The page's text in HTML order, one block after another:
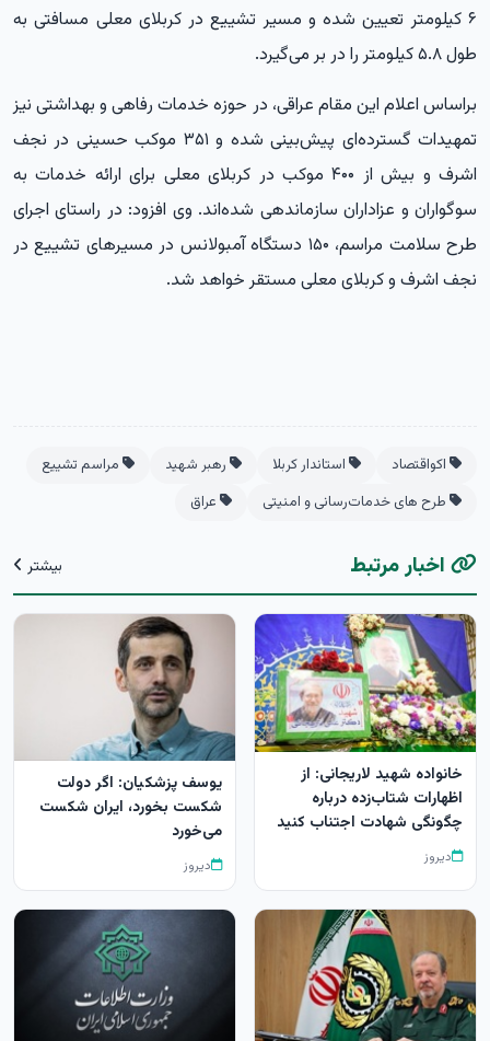
۶ کیلومتر تعیین شده و مسیر تشییع در کربلای معلی مسافتی به
طول ۵.۸ کیلومتر را در بر می‌گیرد.
براساس اعلام این مقام عراقی، در حوزه خدمات رفاهی و بهداشتی نیز
تمهیدات گسترده‌ای پیش‌بینی شده و ۳۵۱ موکب حسینی در نجف
اشرف و بیش از ۴۰۰ موکب در کربلای معلی برای ارائه خدمات به
سوگواران و عزاداران سازماندهی شده‌اند. وی افزود: در راستای اجرای
طرح سلامت مراسم، ۱۵۰ دستگاه آمبولانس در مسیرهای تشییع در
نجف اشرف و کربلای معلی مستقر خواهد شد.
اکواقتصاد استاندار کربلا رهبر شهید
مراسم تشییع
طرح‌ های خدمات‌رسانی و امنیتی
عراق
اخبار مرتبط بیشتر
خانواده شهید لاریجانی: از
اظهارات شتاب‌زده درباره
چگونگی شهادت اجتناب کنید
دیروز
یوسف پزشکیان: اگر دولت
شکست بخورد، ایران شکست
می‌خورد
دیروز